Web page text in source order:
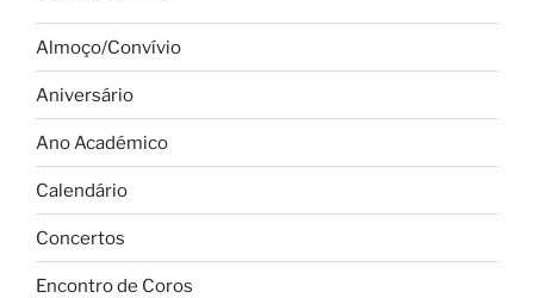
Almoço/Convívio
Aniversário
Ano Académico
Calendário
Concertos
Encontro de Coros